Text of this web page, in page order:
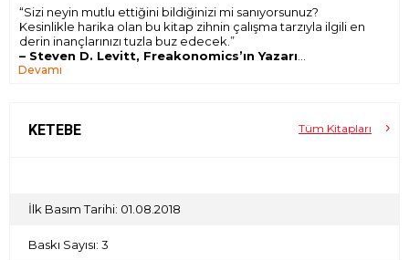
“Sizi neyin mutlu ettiğini bildiğinizi mi sanıyorsunuz?
Kesinlikle harika olan bu kitap zihnin çalışma tarzıyla ilgili en
derin inançlarınızı tuzla buz edecek.”
– Steven D. Levitt, Freakonomics’ın Yazarı
edilen zaaf ve yanılsamalar, yarınlarımızı yanlış
olan geleceği hayal etme becerisi ve oraya ulaştığımızda
ondan ne kadar hoşnut olacağımızı tahmin etme
açığa çıkarıyor. Keskin içgörüsü ve ışıltılı anlatımıyla,
Devamı
KETEBE Tüm Kitapları
İlk Basım Tarihi: 01.08.2018
Baskı Sayısı: 3